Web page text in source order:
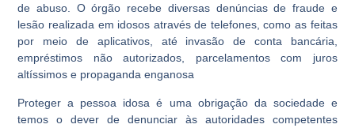
de abuso. O órgão recebe diversas denúncias de fraude e
lesão realizada em idosos através de telefones, como as feitas
por meio de aplicativos, até invasão de conta bancária,
empréstimos não autorizados, parcelamentos com juros
altíssimos e propaganda enganosa
Proteger a pessoa idosa é uma obrigação da sociedade e
temos o dever de denunciar às autoridades competentes